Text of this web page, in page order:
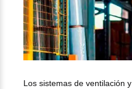
Los sistemas de ventilación